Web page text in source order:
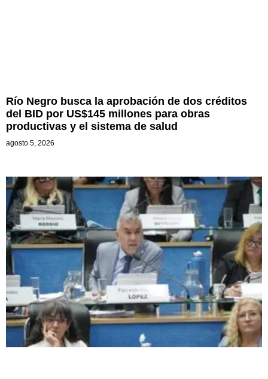
Río Negro busca la aprobación de dos créditos
del BID por US$145 millones para obras
productivas y el sistema de salud
agosto 5, 2026